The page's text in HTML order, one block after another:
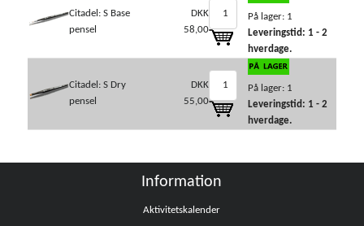
Citadel: S Base
pensel
DKK
58,00
På lager: 1
Leveringstid: 1 - 2
hverdage.
Citadel: S Dry
pensel
DKK
55,00
På lager: 1
Leveringstid: 1 - 2
hverdage.
Information
Aktivitetskalender